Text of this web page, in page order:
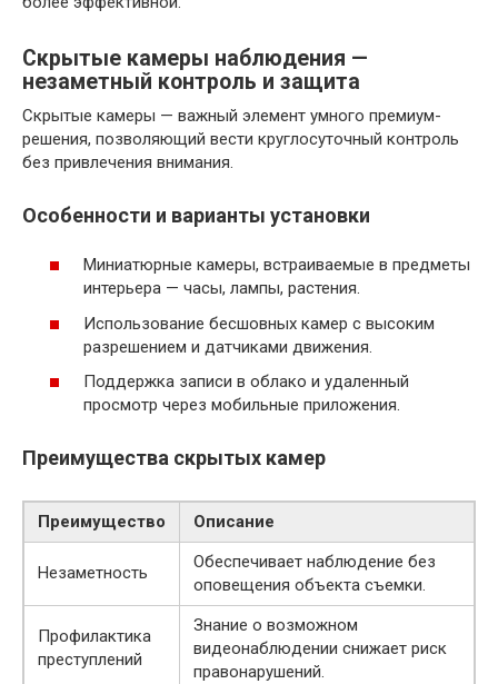
Скрытые камеры наблюдения —
незаметный контроль и защита
Скрытые камеры — важный элемент умного премиум-
решения, позволяющий вести круглосуточный контроль
без привлечения внимания.
Особенности и варианты установки
Миниатюрные камеры, встраиваемые в предметы
интерьера — часы, лампы, растения.
Использование бесшовных камер с высоким
разрешением и датчиками движения.
Поддержка записи в облако и удаленный
просмотр через мобильные приложения.
Преимущества скрытых камер
Преимущество Описание
Незаметность
Обеспечивает наблюдение без
оповещения объекта съемки.
Профилактика
преступлений
Знание о возможном
видеонаблюдении снижает риск
правонарушений.